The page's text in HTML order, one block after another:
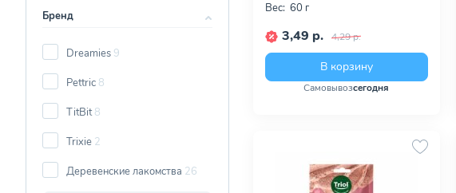
Бренд
Dreamies 9
Pettric 8
TitBit 8
Trixie 2
Деревенские лакомства 26
Вес: 60 г
3,49 р. 4,29 р.
В корзину
Самовывозсегодня